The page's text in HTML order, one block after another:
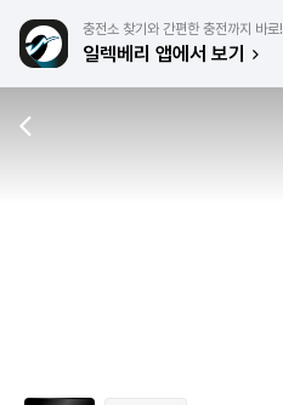
충전소 찾기와 간편한 충전까지 바로!
일렉베리 앱에서 보기